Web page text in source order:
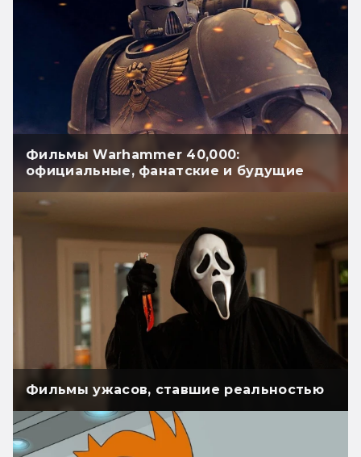
Фильмы Warhammer 40,000:
официальные, фанатские и будущие
Фильмы ужасов, ставшие реальностью